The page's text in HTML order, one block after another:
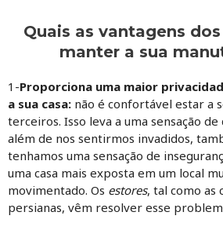
Quais as vantagens
manter a sua
1-Proporciona uma maior
a sua casa: não é confortável estar a
terceiros. Isso leva a uma sensação
além de nos sentirmos invadidos,
tenhamos uma sensação de
uma casa mais exposta em um local
movimentado. Os estores, tal como as
persianas, vêm resolver esse